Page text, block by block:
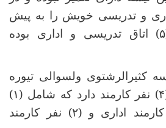
و تدریسی خویش را به پیش
۵)
اتاق تدریسی و اداری بوده
کثیرالرشتوی ولسوالی تیوره
۴) نفر کارمند دارد که شامل (۱)
اداری و (۲)
نفر کارمند